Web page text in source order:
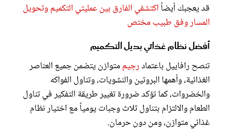
قد يعجبك أيضاًاكتشفي الفارق بين عمليتي التكميم وتحويل
المسار وفق طبيب مختص
أفضل نظام غذائي بديل التكميم
تنصح رافاييل باعتمادرجيممتوازن يتضمن جميع العناصر
الغذائية، وأهمها البروتين والنشويات، وتناول الفواكه
والخضروات، كما تؤكد ضرورة تغيير طريقة التفكير في تناول
الطعام والالتزام بتناول ثلاث وجبات يومياً مع اختيار نظام
غذائي متوازن، ومن دون حرمان.